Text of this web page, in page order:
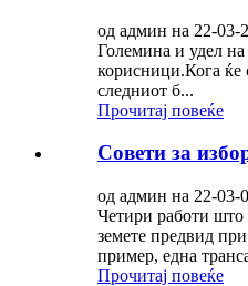
од админ на 22-03-
Големина и удел на
корисници.Кога ќе
следниот б...
Прочитај повеќе
Совети за
од админ на 22-03-
Четири работи што
земете предвид
пример, една
Прочитај повеќе